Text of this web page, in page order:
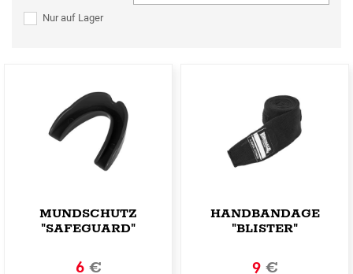
Nur auf Lager
MUNDSCHUTZ
"SAFEGUARD"
6€
HANDBANDAGE
"BLISTER"
9€